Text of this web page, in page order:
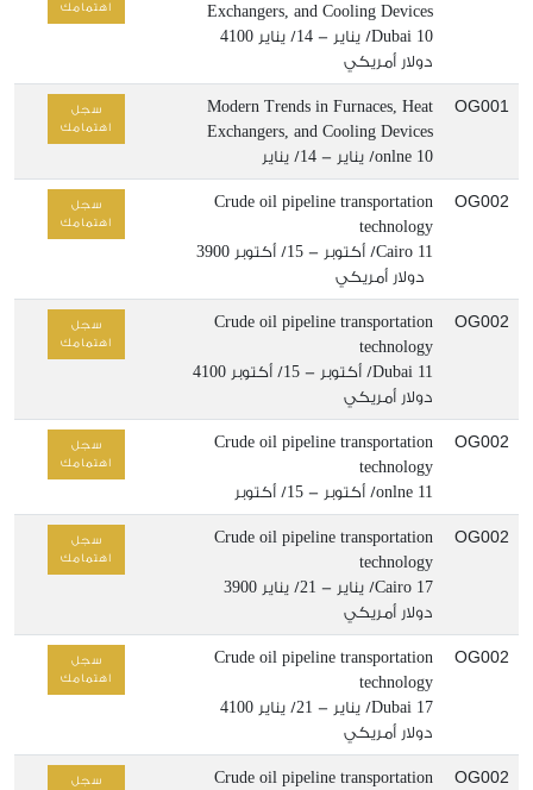
Exchangers, and Cooling Devices
Dubai 10/ يناير - 14/ يناير
دولار أمريكي
اهتمامك
OG001
Modern Trends in Furnaces, Heat
Exchangers, and Cooling Devices
onlne 10/ يناير - 14/ يناير
سجل
اهتمامك
OG002
Crude oil pipeline transportation
technology
Cairo 11/ أكتوبر - 15/ أكتوبر
3900
دولار أمريكي
سجل
اهتمامك
OG002
Crude oil pipeline transportation
technology
Dubai 11/ أكتوبر - 15/ أكتوبر
دولار أمريكي
سجل
اهتمامك
OG002
Crude oil pipeline transportation
technology
onlne 11/ أكتوبر - 15/ أكتوبر
سجل
اهتمامك
OG002
Crude oil pipeline transportation
technology
Cairo 17/ يناير - 21/ يناير
دولار أمريكي
سجل
اهتمامك
OG002
Crude oil pipeline transportation
technology
Dubai 17/ يناير - 21/ يناير
دولار أمريكي
سجل
اهتمامك
OG002
Crude oil pipeline transportation سجل